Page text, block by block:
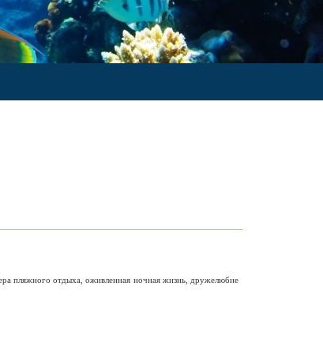
пляжного отдыха, оживленная ночная жизнь, дружелюбие